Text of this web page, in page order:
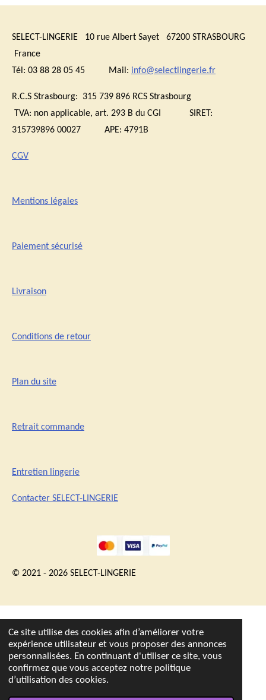
Ce site utilise des cookies afin d’améliorer votre
expérience utilisateur et vous proposer des annonces
personnalisées. En continuant d'utiliser ce site, vous
confirmez que vous acceptez notre politique
d’utilisation des cookies.
SELECT-LINGERIE 10 rue Albert Sayet 67200 STRASBOURG
France
Tél: 03 88 28 05 45 Mail: info@selectlingerie.fr
R.C.S Strasbourg: 315 739 896 RCS Strasbourg
TVA: non applicable, art. 293 B du CGI
SIRET:
315739896 00027 APE: 4791B
CGV
Mentions légales
Paiement sécurisé
Livraison
Conditions de retour
Plan du site
Retrait commande
Entretien lingerie
Contacter SELECT-LINGERIE
© 2021 - 2026 SELECT-LINGERIE